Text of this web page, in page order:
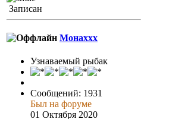
Записан
Монаххх
Узнаваемый рыбак
Сообщений: 1931
Был на форуме
01 Октября 2020